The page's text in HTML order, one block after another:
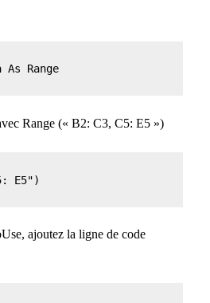
As Range
Range (« B2: C3, C5: E5 »)
E5")
ajoutez la ligne de code